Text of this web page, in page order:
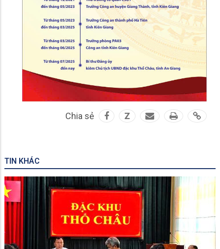
Chia sẻ Z
TIN KHÁC